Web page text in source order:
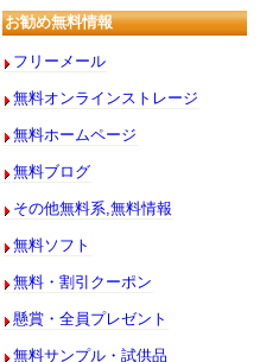
お勧め無料情報
フリーメール
無料オンラインストレージ
無料ホームページ
無料ブログ
その他無料系,無料情報
無料ソフト
無料・割引クーポン
懸賞・全員プレゼント
無料サンプル・試供品